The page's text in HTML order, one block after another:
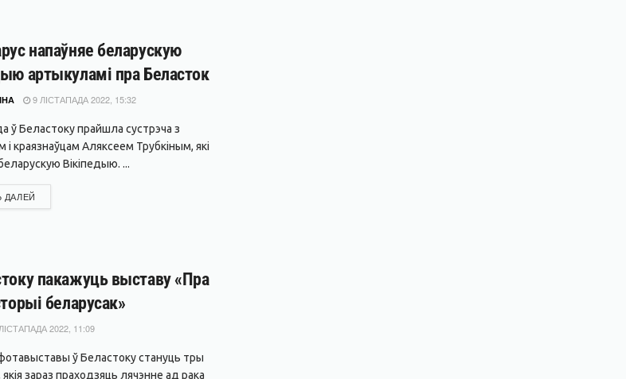
напаўняе беларускую
артыкуламі пра Беласток
9 ЛІСТАПАДА 2022, 15:32
ў Беластоку прайшла сустрэча з
і краязнаўцам Аляксеем Трубкіным, які
Вікіпедыю. ...
ДАЛЕЙ
пакажуць выставу «Пра
беларусак»
2022, 11:09
фотавыставы ў Беластоку стануць тры
якія зараз праходзяць лячэнне ад рака